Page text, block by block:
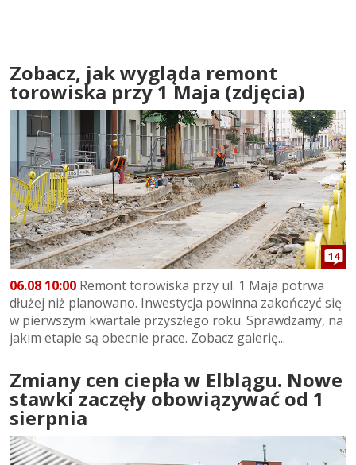
Zobacz, jak wygląda remont
torowiska przy 1 Maja (zdjęcia)
14
06.08 10:00 Remont torowiska przy ul. 1 Maja potrwa
dłużej niż planowano. Inwestycja powinna zakończyć się
w pierwszym kwartale przyszłego roku. Sprawdzamy, na
jakim etapie są obecnie prace. Zobacz galerię...
Zmiany cen ciepła w Elblągu. Nowe
stawki zaczęły obowiązywać od 1
sierpnia